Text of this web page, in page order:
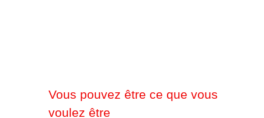
Vous pouvez être ce que vous
voulez être